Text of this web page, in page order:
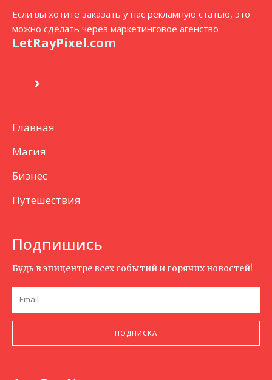
Если вы хотите заказать у нас рекламную статью, это
можно сделать через маркетинговое агенство
LetRayPixel.com
Главная
Магия
Бизнес
Путешествия
Подпишись
Будь в эпицентре всех событий и горячих новостей!
ПОДПИСКА